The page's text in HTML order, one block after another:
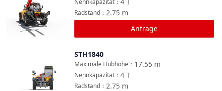
Nennkapazität ：
2.75 m
Radstand ：
Anfrage
STH1840
17.55 m
Maximale Hubhöhe ：
4 T
Nennkapazität ：
2.75 m
Radstand ：